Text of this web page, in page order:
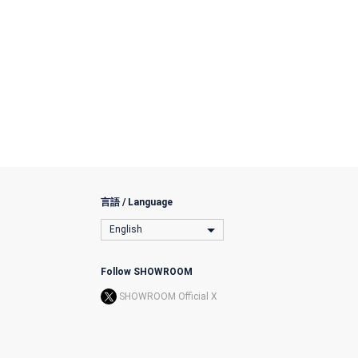
言語 / Language
English
Follow SHOWROOM
SHOWROOM Official X